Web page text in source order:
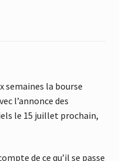
semaines la bourse
l’annonce des
le 15 juillet prochain,
de ce qu’il se passe